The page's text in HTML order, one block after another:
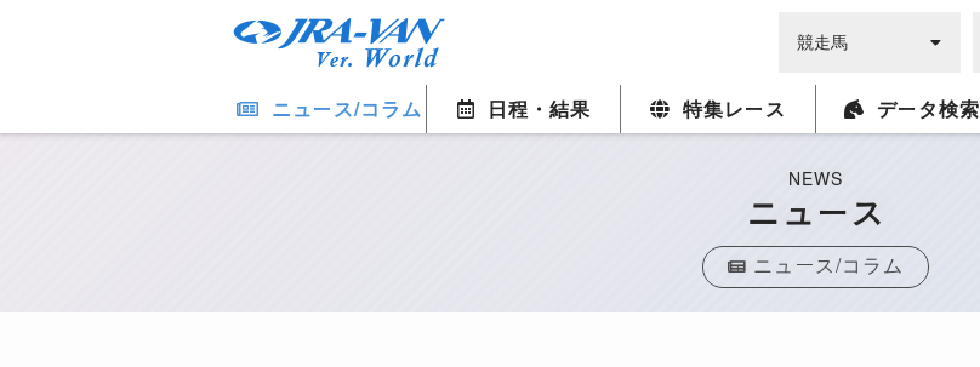
ニュース/コラム 日程・結果 特集レース データ検索
NEWS
ニュース
ニュース/コラム